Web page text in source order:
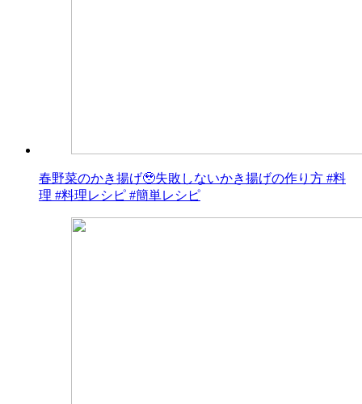
春野菜のかき揚げ🥹失敗しないかき揚げの作り方 #料
理 #料理レシピ #簡単レシピ